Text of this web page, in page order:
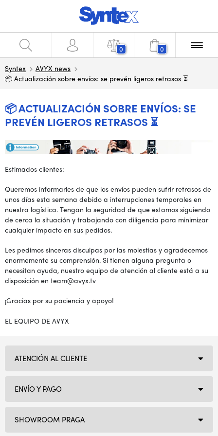
0 0
Syntex
AVYX news
📦 Actualización sobre envíos: se prevén ligeros retrasos ⏳
📦 ACTUALIZACIÓN SOBRE ENVÍOS: SE
PREVÉN LIGEROS RETRASOS ⏳
Estimados clientes:
Queremos informarles de que los envíos pueden sufrir retrasos de
unos días esta semana debido a interrupciones temporales en
nuestra logística. Tengan la seguridad de que estamos siguiendo
de cerca la situación y trabajando con diligencia para minimizar
cualquier impacto en sus pedidos.
Les pedimos sinceras disculpas por las molestias y agradecemos
enormemente su comprensión. Si tienen alguna pregunta o
necesitan ayuda, nuestro equipo de atención al cliente está a su
disposición en team@avyx.tv
¡Gracias por su paciencia y apoyo!
EL EQUIPO DE AVYX
SHOWROOM PRAGA
ATENCIÓN AL CLIENTE
ENVÍO Y PAGO